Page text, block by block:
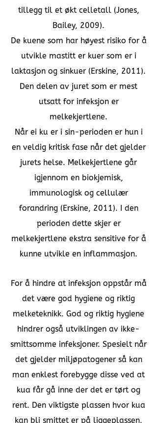
tillegg til et økt celletall (Jones,
Bailey, 2009).
De kuene som har høyest risiko for å
utvikle mastitt er kuer som er i
laktasjon og sinkuer (Erskine, 2011).
Den delen av juret som er mest
utsatt for infeksjon er
melkekjertlene.
Når ei ku er i sin-perioden er hun i
en veldig kritisk fase når det gjelder
jurets helse. Melkekjertlene går
igjennom en biokjemisk,
immunologisk og cellulær
forandring (Erskine, 2011). I den
perioden dette skjer er
melkekjertlene ekstra sensitive for å
kunne utvikle en inflammasjon.
For å hindre at infeksjon oppstår må
det være god hygiene og riktig
melketeknikk. God og riktig hygiene
hindrer også utviklingen av ikke-
smittsomme infeksjoner. Spesielt når
det gjelder miljøpatogener så kan
man enklest forebygge disse ved at
kua får gå inne der det er tørt og
rent. Den viktigste plassen hvor kua
kan bli smittet er på liggeplassen.